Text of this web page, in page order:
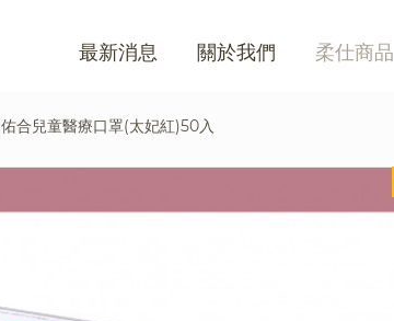
最新消息 關於我們 柔仕商品
佑合兒童醫療口罩(太妃紅)50入